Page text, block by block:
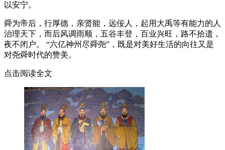
以安宁。
舜为帝后，行厚德，亲贤能，远佞人，起用大禹等有能力的人
治理天下，而后风调雨顺，五谷丰登，百业兴旺，路不拾遗，
夜不闭户。 “六亿神州尽舜尧”，既是对美好生活的向往又是
对尧舜时代的赞美。
点击阅读全文